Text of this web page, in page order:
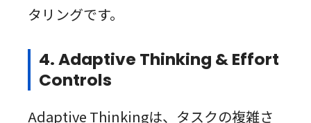
タリングです。
4. Adaptive Thinking & Effort
Controls
Adaptive Thinkingは、タスクの複雑さ